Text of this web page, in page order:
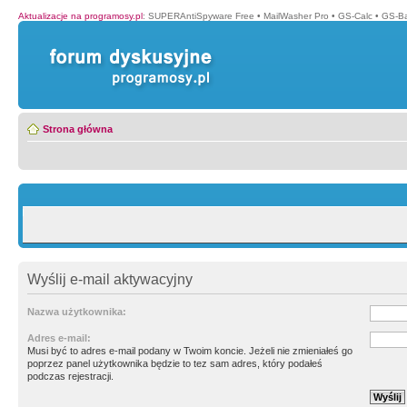
Aktualizacje na programosy.pl: SUPERAntiSpyware Free • MailWasher Pro • GS-Calc • GS-
Strona główna
Wyślij e-mail aktywacyjny
Nazwa użytkownika:
Adres e-mail:
Musi być to adres e-mail podany w Twoim koncie. Jeżeli nie zmieniałeś go
poprzez panel użytkownika będzie to tez sam adres, który podałeś
podczas rejestracji.